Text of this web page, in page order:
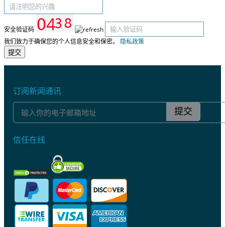
安全验证码
我们致力于确保您的个人信息安全和保密。 隐私政策
提交
订阅新闻通讯
提交
信任在线